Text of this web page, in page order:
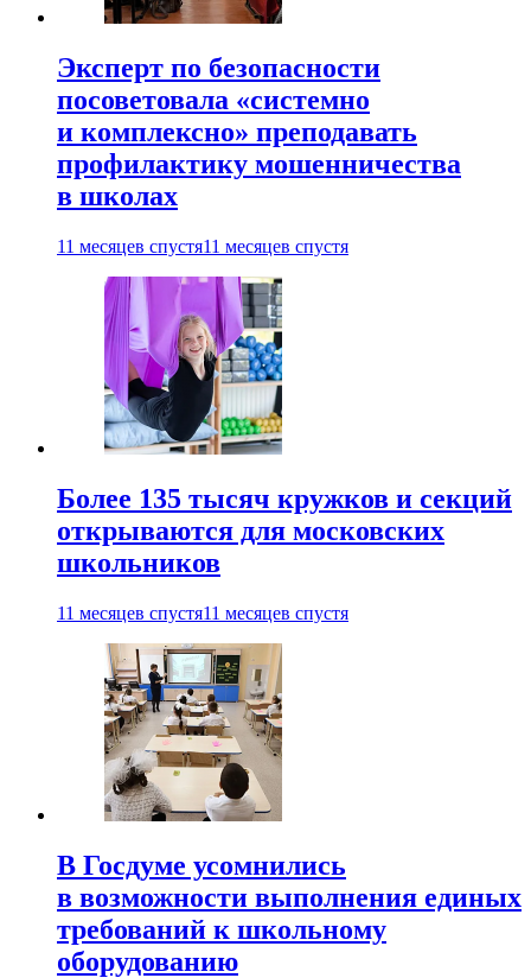
Эксперт по безопасности
посоветовала «системно
и комплексно» преподавать
профилактику мошенничества
в школах
11 месяцев спустя11 месяцев спустя
Более 135 тысяч кружков и секций
открываются для московских
школьников
11 месяцев спустя11 месяцев спустя
В Госдуме усомнились
в возможности выполнения единых
требований к школьному
оборудованию